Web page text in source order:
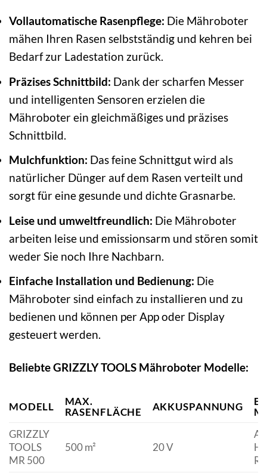
Vollautomatische Rasenpflege: Die Mähroboter
mähen Ihren Rasen selbstständig und kehren bei
Bedarf zur Ladestation zurück.
Präzises Schnittbild: Dank der scharfen Messer
und intelligenten Sensoren erzielen die
Mähroboter ein gleichmäßiges und präzises
Schnittbild.
Mulchfunktion: Das feine Schnittgut wird als
natürlicher Dünger auf dem Rasen verteilt und
sorgt für eine gesunde und dichte Grasnarbe.
Leise und umweltfreundlich: Die Mähroboter
arbeiten leise und emissionsarm und stören somit
weder Sie noch Ihre Nachbarn.
Einfache Installation und Bedienung: Die
Mähroboter sind einfach zu installieren und zu
bedienen und können per App oder Display
gesteuert werden.
Beliebte GRIZZLY TOOLS Mähroboter Modelle:
MODELL
MAX.
RASENFLÄCHE
AKKUSPANNUNG
GRIZZLY
TOOLS
MR 500
500 m² 20 V